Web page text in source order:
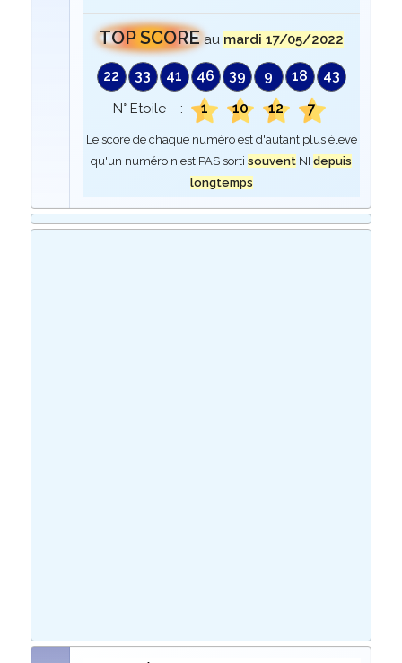
TOP SCORE au mardi 17/05/2022
22 33 41 46 39 9 18 43
N° Etoile : 1 10 12 7
Le score de chaque numéro est d'autant plus élevé
qu'un numéro n'est PAS sortisouvent NIdepuis
longtemps